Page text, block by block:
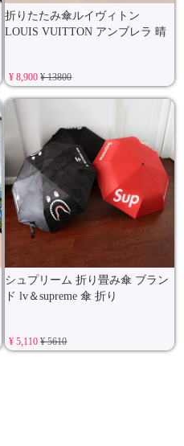
折りたたみ傘ルイヴィトン
LOUIS VUITTON アンブレラ 晴
¥ 8,900¥ 13800
シュプリーム 折り畳み傘 ブラン
ド lv＆supreme 傘 折り
¥ 5,110¥ 5610